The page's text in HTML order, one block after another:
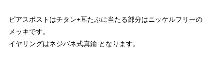
ピアスポストはチタン+耳たぶに当たる部分はニッケルフリーの
メッキです。
イヤリングはネジバネ式真鍮 となります。